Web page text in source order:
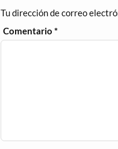
Tu dirección de correo
Comentario*